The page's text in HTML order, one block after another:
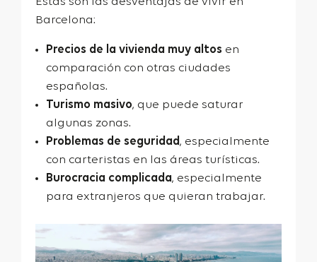
Barcelona:
Precios de la vivienda muy altos en
comparación con otras ciudades
españolas.
Turismo masivo, que puede saturar
algunas zonas.
Problemas de seguridad, especialmente
con carteristas en las áreas turísticas.
Burocracia complicada, especialmente
para extranjeros que quieran trabajar.